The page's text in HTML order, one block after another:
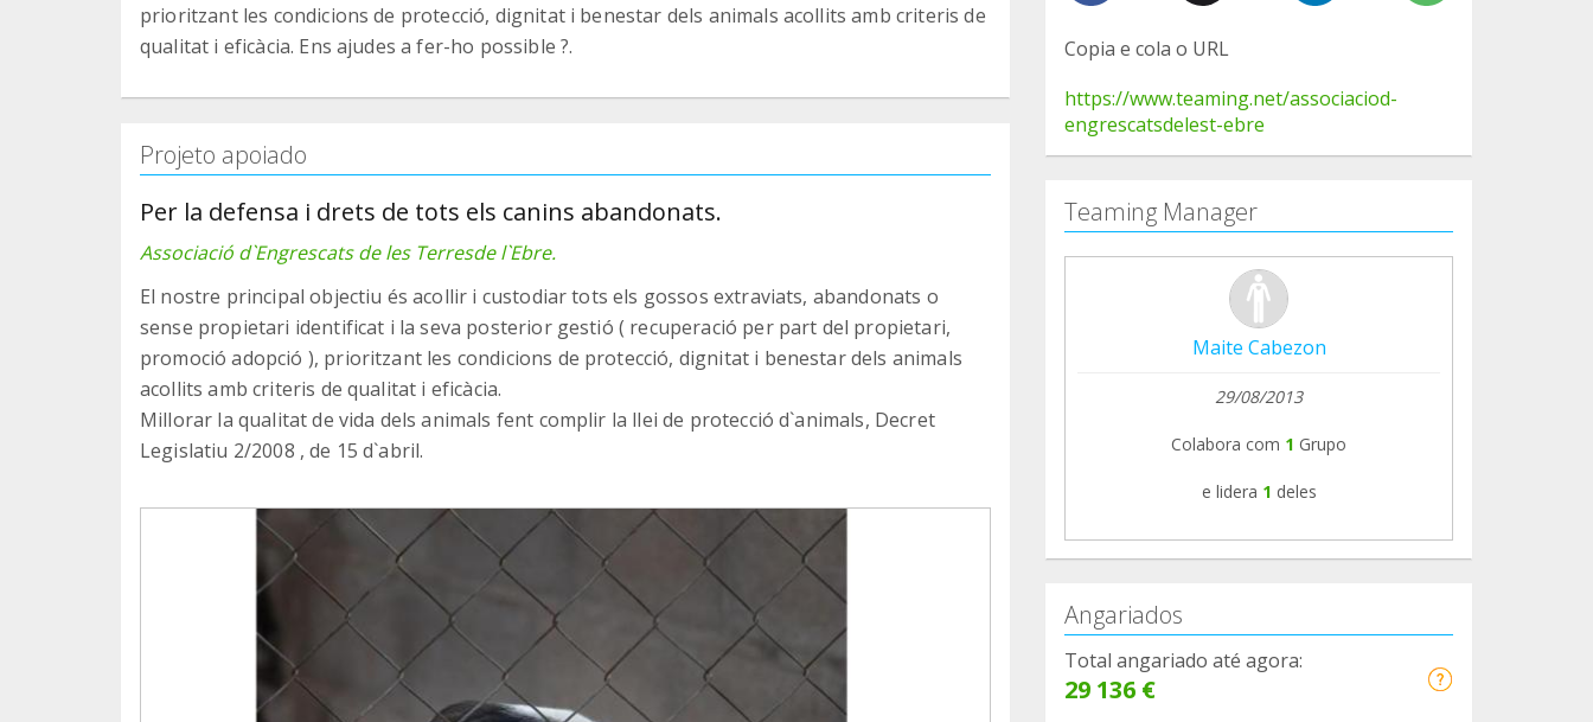
prioritzant les condicions de protecció, dignitat i benestar dels animals acollits amb criteris de
qualitat i eficàcia. Ens ajudes a fer-ho possible ?.
Projeto apoiado
Per la defensa i drets de tots els canins abandonats.
Associació d`Engrescats de les Terresde l`Ebre.
El nostre principal objectiu és acollir i custodiar tots els gossos extraviats, abandonats o
sense propietari identificat i la seva posterior gestió ( recuperació per part del propietari,
promoció adopció ), prioritzant les condicions de protecció, dignitat i benestar dels animals
acollits amb criteris de qualitat i eficàcia.
Millorar la qualitat de vida dels animals fent complir la llei de protecció d`animals, Decret
Legislatiu 2/2008 , de 15 d`abril.
Copia e cola o URL
https://www.teaming.net/associaciod-
engrescatsdelest-ebre
Teaming Manager
Maite Cabezon
29/08/2013
Colabora com 1 Grupo
e lidera 1 deles
Angariados
Total angariado até agora:
29 136 €